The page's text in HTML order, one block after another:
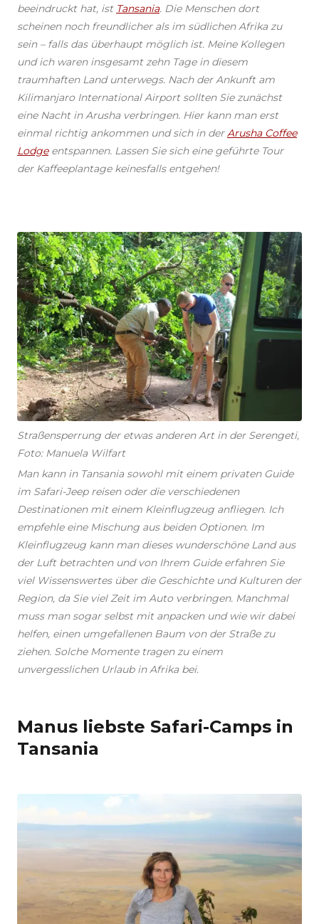
beeindruckt hat, ist Tansania. Die Menschen dort
scheinen noch freundlicher als im südlichen Afrika zu
sein – falls das überhaupt möglich ist. Meine Kollegen
und ich waren insgesamt zehn Tage in diesem
traumhaften Land unterwegs. Nach der Ankunft am
Kilimanjaro International Airport sollten Sie zunächst
eine Nacht in Arusha verbringen. Hier kann man erst
einmal richtig ankommen und sich in derArusha Coffee
Lodgeentspannen. Lassen Sie sich eine geführte Tour
der Kaffeeplantage keinesfalls entgehen!
Straßensperrung der etwas anderen Art in der Serengeti,
Foto: Manuela Wilfart
Man kann in Tansania sowohl mit einem privaten Guide
im Safari-Jeep reisen oder die verschiedenen
Destinationen mit einem Kleinflugzeug anfliegen. Ich
empfehle eine Mischung aus beiden Optionen. Im
Kleinflugzeug kann man dieses wunderschöne Land aus
der Luft betrachten und von Ihrem Guide erfahren Sie
viel Wissenswertes über die Geschichte und Kulturen der
Region, da Sie viel Zeit im Auto verbringen. Manchmal
muss man sogar selbst mit anpacken und wie wir dabei
helfen, einen umgefallenen Baum von der Straße zu
ziehen. Solche Momente tragen zu einem
unvergesslichen Urlaub in Afrika bei.
Manus liebste Safari-Camps in
Tansania